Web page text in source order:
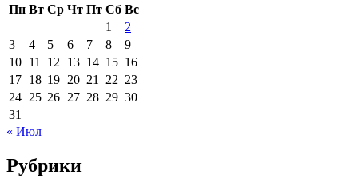
Пн Вт Ср Чт Пт Сб Вс
1
2
3
4 5 6 7 8
9
10 11 12 13 14 15 16
17 18 19 20 21 22 23
24 25 26 27 28 29 30
31
« Июл
Рубрики